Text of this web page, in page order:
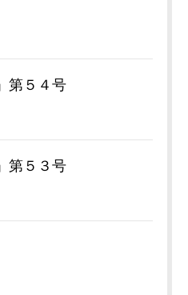
第５４号
第５３号